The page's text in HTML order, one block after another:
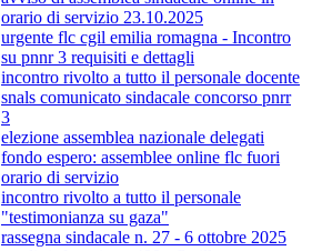
orario di servizio 23.10.2025
urgente flc cgil emilia romagna - Incontro
su pnnr 3 requisiti e dettagli
incontro rivolto a tutto il personale docente
snals comunicato sindacale concorso pnrr
3
elezione assemblea nazionale delegati
fondo espero: assemblee online flc fuori
orario di servizio
incontro rivolto a tutto il personale
"testimonianza su gaza"
rassegna sindacale n. 27 - 6 ottobre 2025